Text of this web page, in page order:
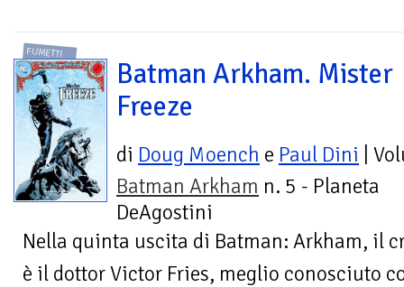
FUMETTI
Batman Arkham. Mister
Freeze
di Doug Moench e Paul Dini |
Batman Arkham n. 5 - Planeta
DeAgostini
Nella quinta uscita di Batman: Arkham, il
è il dottor Victor Fries, meglio conosciuto